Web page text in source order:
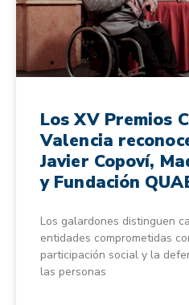
Los XV Premios
Valencia
Javier Copoví,
y Fundación
Los galardones distinguen
entidades comprometidas
participación social y la
las personas